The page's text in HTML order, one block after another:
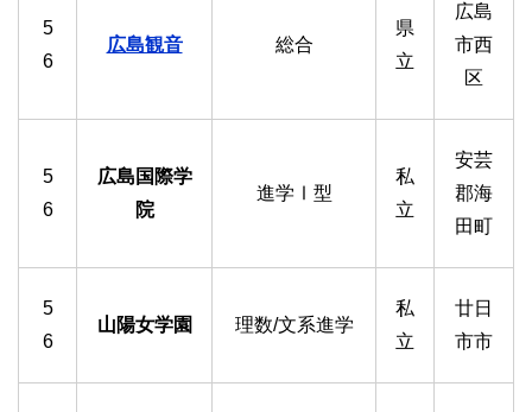
5
6
広島観音 総合
県
立
広島
市西
区
5
6
広島国際学
院
進学Ⅰ型
私
立
安芸
郡海
田町
5
6
山陽女学園 理数/文系進学
私
立
廿日
市市